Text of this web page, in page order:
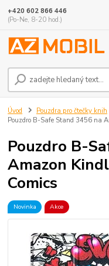
+420 602 866 446
(Po-Ne, 8-20 hod.)
Úvod Pouzdra pro čtečky knih
Pouzdro B-Safe Stand 3456 na
Pouzdro B-
Amazon
Comics
Novinka Akce